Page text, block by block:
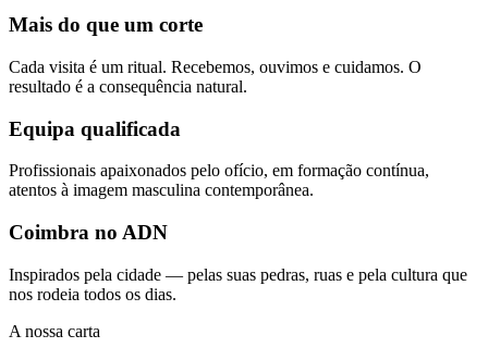
Mais do que um corte
Cada visita é um ritual. Recebemos, ouvimos e cuidamos. O
resultado é a consequência natural.
Equipa qualificada
Profissionais apaixonados pelo ofício, em formação contínua,
atentos à imagem masculina contemporânea.
Coimbra no ADN
Inspirados pela cidade — pelas suas pedras, ruas e pela cultura que
nos rodeia todos os dias.
A nossa carta